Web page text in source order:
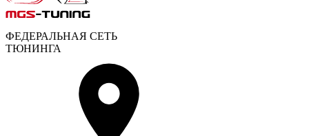
ФЕДЕРАЛЬНАЯ СЕТЬ
ТЮНИНГА